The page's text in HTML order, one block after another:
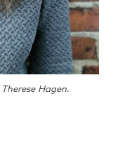
Hagen.